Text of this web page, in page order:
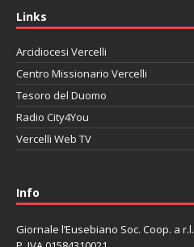
Links
Arcidiocesi Vercelli
Centro Missionario Vercelli
Tesoro del Duomo
Radio City4You
Vercelli Web TV
Info
Giornale l’Eusebiano Soc. Coop. a r.l.